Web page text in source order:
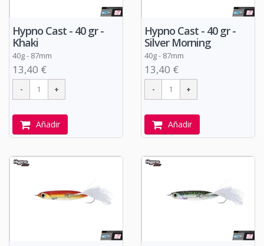
Hypno Cast - 40 gr -
Khaki
40g - 87mm
13,40 €
Añadir
Hypno Cast - 40 gr -
Silver Morning
40g - 87mm
13,40 €
Añadir